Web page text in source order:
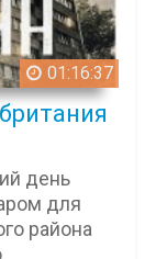
01:16:37
день
для
района